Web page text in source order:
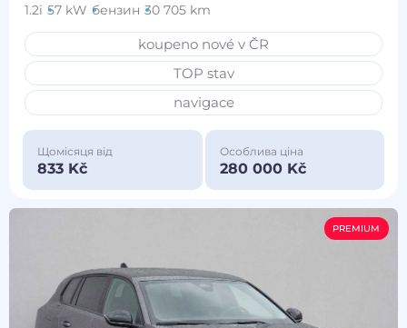
1.2i 57 kW бензин 30 705 km
koupeno nové v ČR
TOP stav
navigace
Щомісяця від
833 Kč
Особлива ціна
280 000 Kč
PREMIUM